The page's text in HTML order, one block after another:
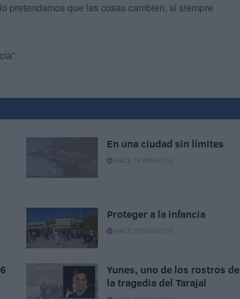
pretendamos que las cosas cambien, si siempre
En una ciudad sin límites
HACE 19 MINUTOS
Proteger a la infancia
HACE 20 MINUTOS
Yunes, uno de los rostros de
la tragedia del Tarajal